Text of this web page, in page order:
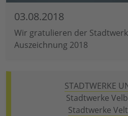
03.08.2018
Wir gratulieren der
Auszeichnung 2018
STADTWERKE
Stadtwerke
Stadtwerke